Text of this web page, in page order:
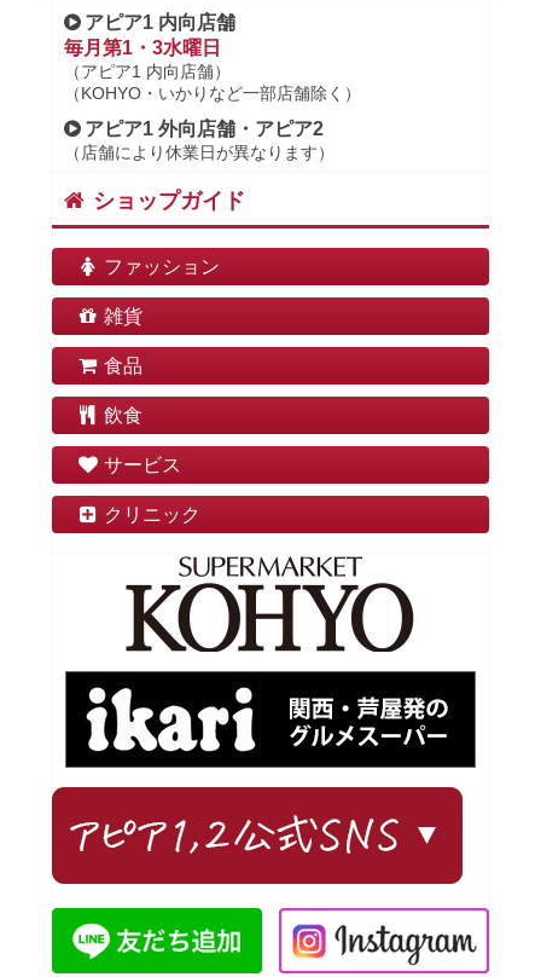
アピア1 内向店舗
毎月第1・3水曜日
（アピア1 内向店舗）
（KOHYO・いかりなど一部店舗除く）
アピア1 外向店舗・アピア2
（店舗により休業日が異なります）
ショップガイド
ファッション
雑貨
食品
飲食
サービス
クリニック